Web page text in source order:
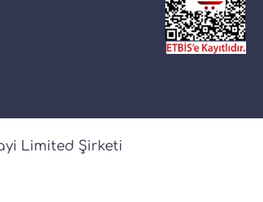
Limited Şirketi